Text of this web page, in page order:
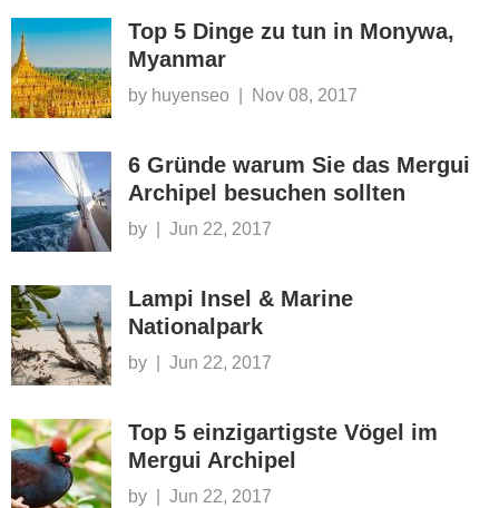
Top 5 Dinge zu tun in Monywa,
Myanmar
by huyenseo Nov 08, 2017
6 Gründe warum Sie das Mergui
Archipel besuchen sollten
by Jun 22, 2017
Lampi Insel & Marine
Nationalpark
by Jun 22, 2017
Top 5 einzigartigste Vögel im
Mergui Archipel
by Jun 22, 2017